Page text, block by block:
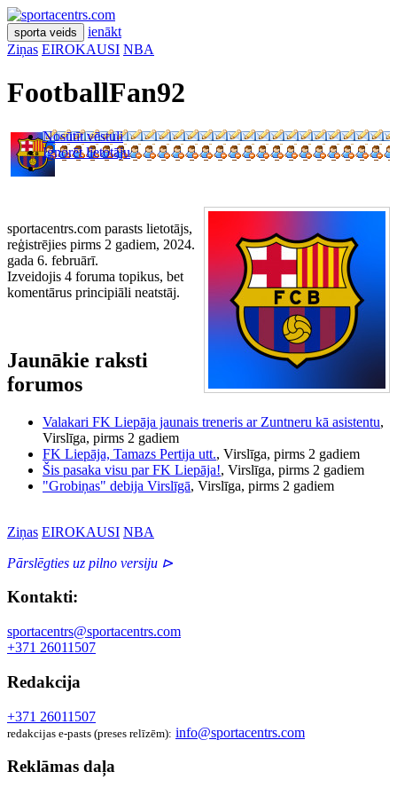
sporta veids
ienākt
Ziņas EIROKAUSI NBA
FootballFan92
Nosūtīt vēstuli
Ignorēt lietotāju
sportacentrs.com parasts lietotājs,
reģistrējies pirms 2 gadiem, 2024.
gada 6. februārī.
Izveidojis 4 foruma topikus, bet
komentārus principiāli neatstāj.
Jaunākie raksti
forumos
Valakari FK Liepāja jaunais treneris ar Zuntneru kā asistentu,
Virslīga, pirms 2 gadiem
FK Liepāja, Tamazs Pertija utt., Virslīga, pirms 2 gadiem
Šis pasaka visu par FK Liepāja!, Virslīga, pirms 2 gadiem
"Grobiņas" debija Virslīgā, Virslīga, pirms 2 gadiem
Ziņas EIROKAUSI NBA
Pārslēgties uz pilno versiju ⊳
Kontakti:
sportacentrs@sportacentrs.com
+371 26011507
Redakcija
+371 26011507
redakcijas e-pasts (preses relīzēm): info@sportacentrs.com
Reklāmas daļa